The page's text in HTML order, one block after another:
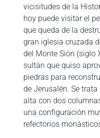
vicisitudes de la
hoy puede visitar el
que queda de la
gran iglesia cruzada
del Monte Sión (siglo
sultán que quiso
piedras para
de Jerusalén. Se
alta con dos
una configuración
refectorios